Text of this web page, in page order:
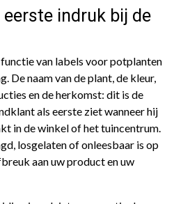
eerste indruk bij de
van labels voor potplanten
De naam van de plant, de kleur,
en de herkomst: dit is de
als eerste ziet wanneer hij
in de winkel of het tuincentrum.
losgelaten of onleesbaar is op
aan uw product en uw